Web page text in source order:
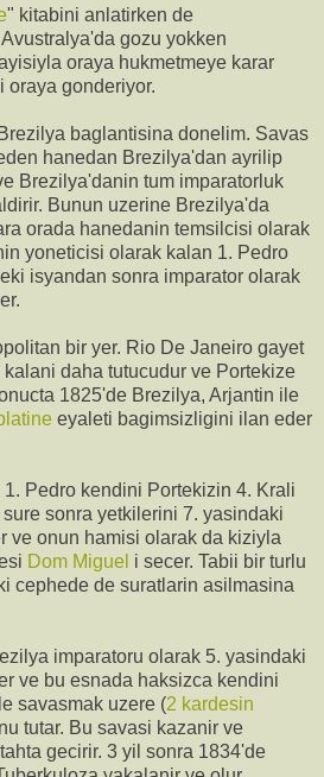
" kitabini anlatirken de
gozu yokken
oraya hukmetmeye karar
oraya gonderiyor.
baglantisina donelim. Savas
hanedan Brezilya'dan ayrilip
Brezilya'danin tum imparatorluk
Bunun uzerine Brezilya'da
orada hanedanin temsilcisi olarak
yoneticisi olarak kalan 1. Pedro
isyandan sonra imparator olarak
bir yer. Rio De Janeiro gayet
daha tutucudur ve Portekize
1825'de Brezilya, Arjantin ile
eyaleti bagimsizligini ilan eder
Pedro kendini Portekizin 4. Krali
sonra yetkilerini 7. yasindaki
ve onun hamisi olarak da kiziyla
Dom Miguel i secer. Tabii bir turlu
cephede de suratlarin asilmasina
imparatoru olarak 5. yasindaki
ve bu esnada haksizca kendini
savasmak uzere (2 kardesin
tutar. Bu savasi kazanir ve
gecirir. 3 yil sonra 1834'de